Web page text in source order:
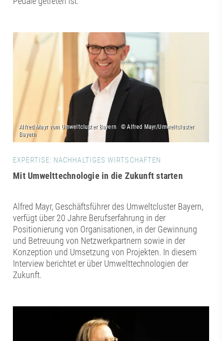
EXPERTISE: NACHHALTIGES WIRTSCHAFTEN
Mit Umwelttechnologie in die Zukunft starten
Alfred Mayr, Geschäftsführer des Umweltcluster Bayern,
verfügt über 20 Jahre Berufserfahrung in der
Positionierung von Organisationen, in der Gewinnung
und Betreuung von Netzwerkpartnern sowie in der
Konzeption und Umsetzung von Projekten. In diesem
Interview berichtet er über Umwelttechnologien der
Zukunft.